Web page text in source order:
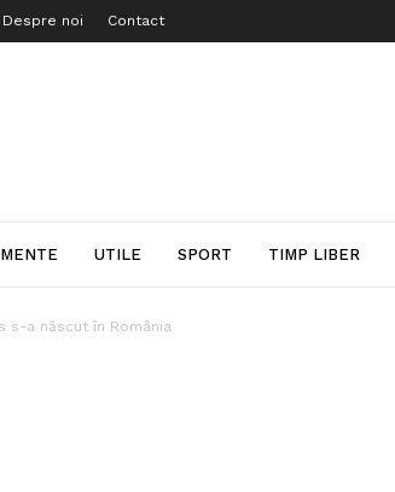
Despre noi Contact
UTILE SPORT TIMP LIBER
s-a născut în România